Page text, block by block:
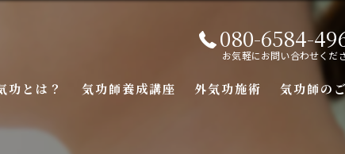
080-6584-
お気軽にお問い合わせくだ
功とは？ 気功師養成講座 外気功施術 気功師の